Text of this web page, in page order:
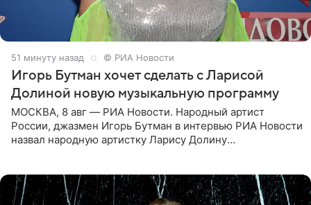
51 минуту назад © РИА Новости
Игорь Бутман хочет сделать с Ларисой
Долиной новую музыкальную программу
МОСКВА, 8 авг — РИА Новости. Народный артист
России, джазмен Игорь Бутман в интервью РИА Новости
назвал народную артистку Ларису Долину